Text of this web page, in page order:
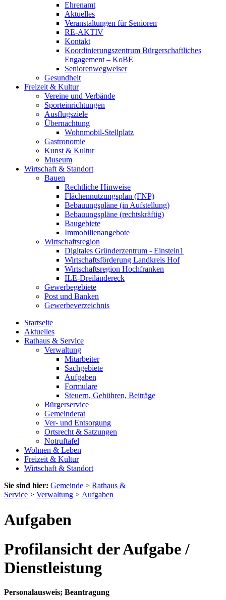
Ehrenamt
Aktuelles
Veranstaltungen für Senioren
RE-AKTIV
Kontakt
Koordinierungszentrum Bürgerschaftliches
Engagement – KoBE
Seniorenwegweiser
Gesundheit
Freizeit & Kultur
Vereine und Verbände
Sporteinrichtungen
Ausflugsziele
Übernachtung
Wohnmobil-Stellplatz
Gastronomie
Kunst & Kultur
Museum
Wirtschaft & Standort
Bauen
Rechtliche Hinweise
Flächennutzungsplan (FNP)
Bebauungspläne (in Aufstellung)
Bebauungspläne (rechtskräftig)
Baugebiete
Immobilienangebote
Wirtschaftsregion
Digitales Gründerzentrum - Einstein1
Wirtschaftsförderung Landkreis Hof
Wirtschaftsregion Hochfranken
ILE-Dreiländereck
Gewerbegebiete
Post und Banken
Gewerbeverzeichnis
Startseite
Aktuelles
Rathaus & Service
Verwaltung
Mitarbeiter
Sachgebiete
Aufgaben
Formulare
Steuern, Gebühren, Beiträge
Bürgerservice
Gemeinderat
Ver- und Entsorgung
Ortsrecht & Satzungen
Notruftafel
Wohnen & Leben
Freizeit & Kultur
Wirtschaft & Standort
Sie sind hier: Gemeinde > Rathaus &
Service > Verwaltung > Aufgaben
Aufgaben
Profilansicht der Aufgabe /
Dienstleistung
Personalausweis; Beantragung